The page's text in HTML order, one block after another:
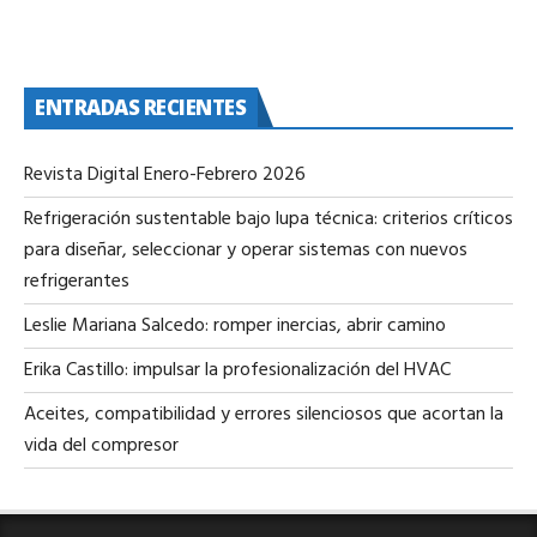
ENTRADAS RECIENTES
Revista Digital Enero-Febrero 2026
Refrigeración sustentable bajo lupa técnica: criterios críticos
para diseñar, seleccionar y operar sistemas con nuevos
refrigerantes
Leslie Mariana Salcedo: romper inercias, abrir camino
Erika Castillo: impulsar la profesionalización del HVAC
Aceites, compatibilidad y errores silenciosos que acortan la
vida del compresor